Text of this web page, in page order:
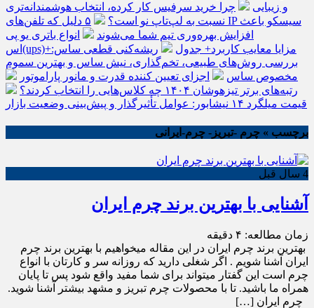
و زیبایی
چرا خرید سرفیس کار کرده، انتخاب هوشمندانه‌تری
نسبت به لپ‌تاپ نو است؟
۵ دلیل که تلفن‌های IP سیسکو باعث
افزایش بهره‌وری تیم شما می‌شوند
انواع باتری یو پی
اس(ups)+مزایا معایب کاربرد+ جدول
ریشه‌کنی قطعی ساس:
بررسی روش‌های طبیعی، تخم‌گذاری، نیش ساس و بهترین سموم
مخصوص ساس
اجزای تعیین کننده قدرت و مانور پاراموتور
رتبه‌های برتر تیزهوشان ۱۴۰۴ چه کلاس‌هایی را انتخاب کردند؟
قیمت میلگرد ۱۴ نیشابور: عوامل تأثیرگذار و پیش‌بینی وضعیت بازار
برچسب » چرم -تبریز- چرم-ایرانی
4 سال قبل
آشنایی با بهترین برند چرم ایران
زمان مطالعه: ۴ دقیقه
بهترین برند چرم ایران در این مقاله میخواهیم با بهترین برند چرم
ایران آشنا شویم . اگر شغلی دارید که روزانه سر و کارتان با انواع
چرم است این گفتار میتواند برای شما مفید واقع شود پس تا پایان
همراه ما باشید. تا با محصولات چرم تبریز و مشهد بیشتر آشنا شوید.
چرم ایران […]